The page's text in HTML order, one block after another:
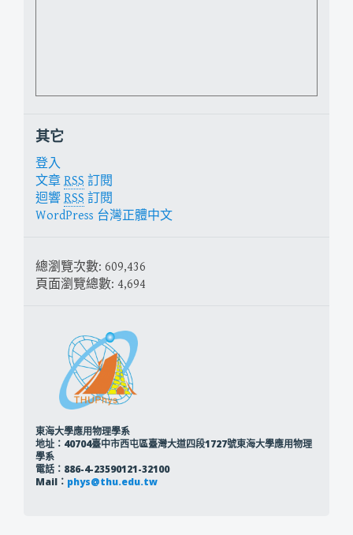
其它
登入
文章 RSS 訂閱
迴響 RSS 訂閱
WordPress 台灣正體中文
總瀏覽次數: 609,436
頁面瀏覽總數: 4,694
東海大學應用物理學系
地址：40704臺中市西屯區臺灣大道四段1727號東海大學應用物理
學系
電話：886-4-23590121-32100
Mail： phys@thu.edu.tw